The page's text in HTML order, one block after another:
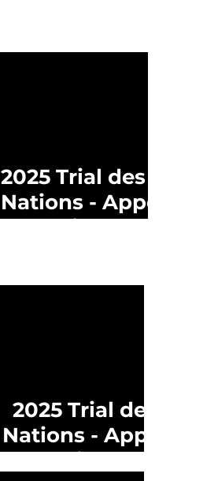
2025 Trial des
Nations - Appel
à candidatures
2025 Trial des
Nations - Appel
à candidatures